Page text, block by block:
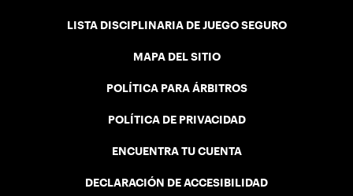
LISTA DISCIPLINARIA DE JUEGO SEGURO
MAPA DEL SITIO
POLÍTICA PARA ÁRBITROS
POLÍTICA DE PRIVACIDAD
ENCUENTRA TU CUENTA
DECLARACIÓN DE ACCESIBILIDAD